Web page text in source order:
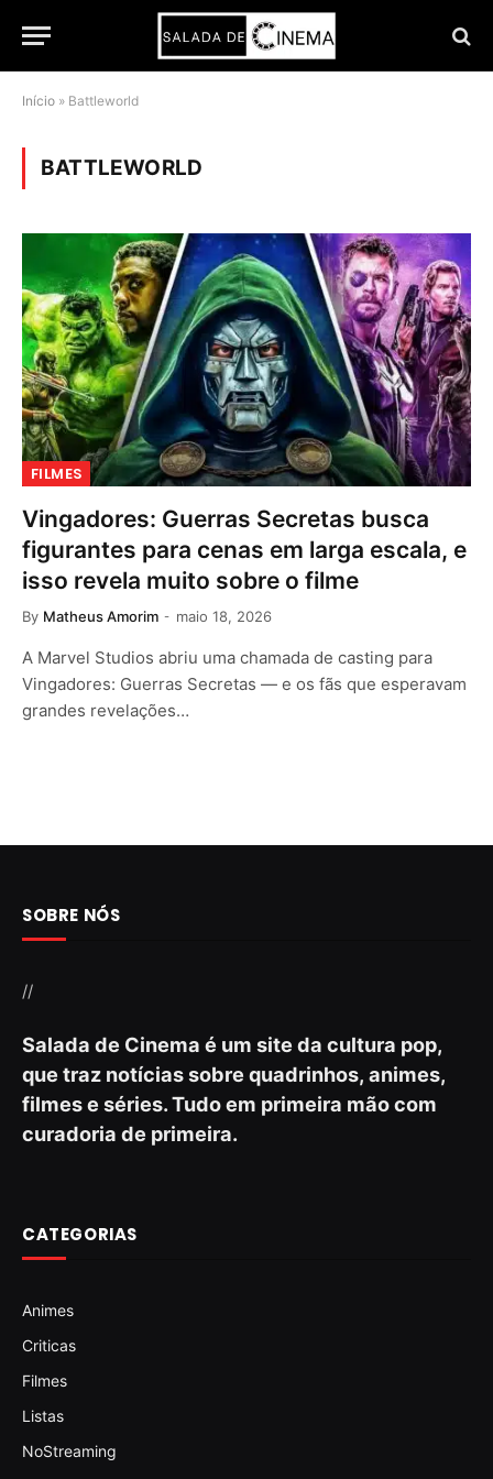
Início » Battleworld
BATTLEWORLD
FILMES
Vingadores: Guerras Secretas busca
figurantes para cenas em larga escala, e
isso revela muito sobre o filme
By Matheus Amorim maio 18, 2026
A Marvel Studios abriu uma chamada de casting para
Vingadores: Guerras Secretas — e os fãs que esperavam
grandes revelações…
SOBRE NÓS
//
Salada de Cinema é um site da cultura pop,
que traz notícias sobre quadrinhos, animes,
filmes e séries. Tudo em primeira mão com
curadoria de primeira.
CATEGORIAS
Animes
Criticas
Filmes
Listas
NoStreaming